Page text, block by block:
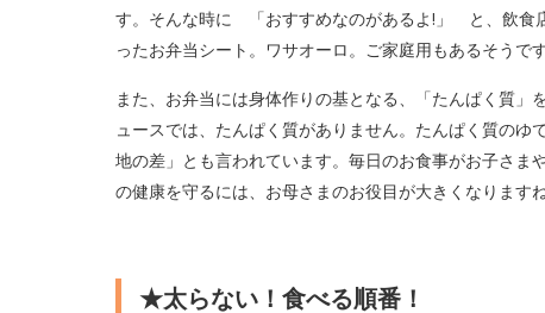
す。そんな時に 「おすすめなのがあるよ!」 と、飲食
ったお弁当シート。ワサオーロ。ご家庭用もあるそうです
また、お弁当には身体作りの基となる、「たんぱく質
ュースでは、たんぱく質がありません。たんぱく質の
地の差」とも言われています。毎日のお食事がお子さま
の健康を守るには、お母さまのお役目が大きくなりますね
★太らない！食べる順番！